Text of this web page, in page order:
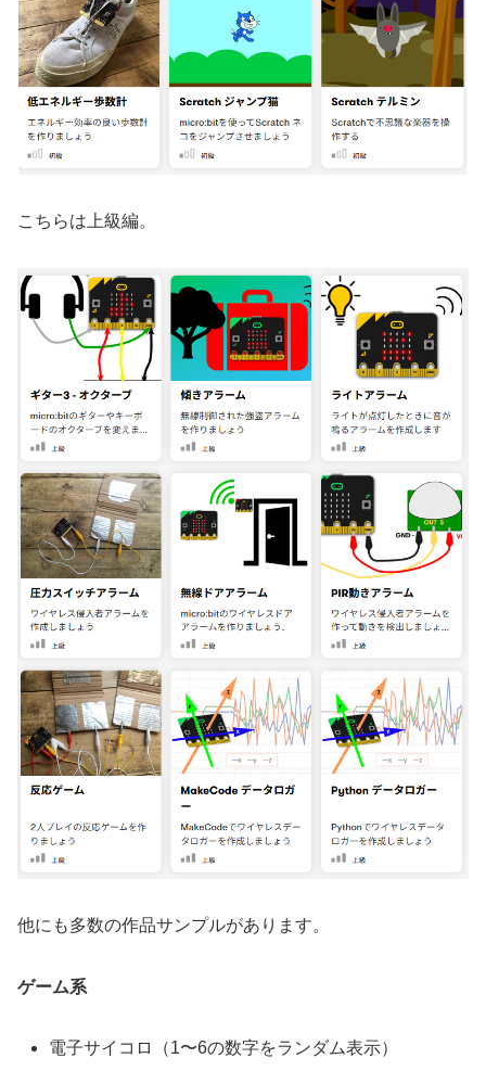
こちらは上級編。
他にも多数の作品サンプルがあります。
ゲーム系
電子サイコロ（1〜6の数字をランダム表示）